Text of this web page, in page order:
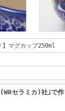
】マグカップ250ml
セラミカ)社｣で作